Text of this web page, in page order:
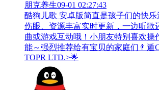
朋克养生09-01 02:27:43
酷狗儿歌 安卓版简直是孩子们的快
伤眼、资源丰富实时更新，一边听歌
曲或游戏互动哦！小朋友特别喜欢操
能～强烈推荐给有宝贝的家庭们👨‍遁️
TOPR LTD.>🌟